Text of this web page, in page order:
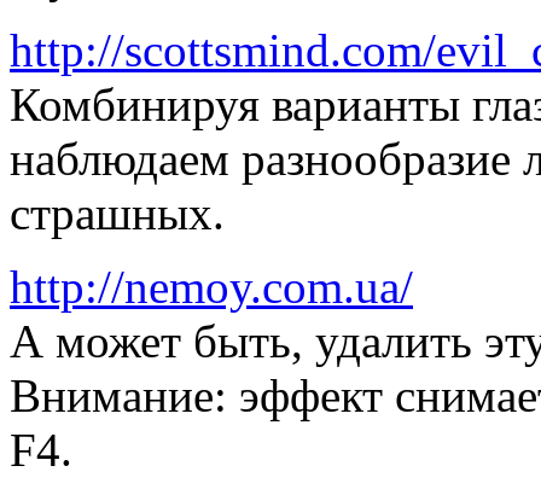
http://scottsmind.com/
Комбинируя варианты
наблюдаем
страшных.
http://nemoy.com.ua/
А может быть, удалить
Внимание: эффект
F4.